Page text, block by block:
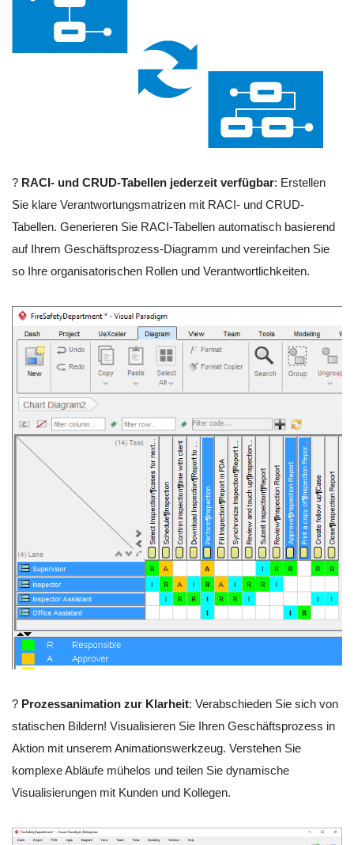
? RACI- und CRUD-Tabellen jederzeit verfügbar: Erstellen
Sie klare Verantwortungsmatrizen mit RACI- und CRUD-
Tabellen. Generieren Sie RACI-Tabellen automatisch basierend
auf Ihrem Geschäftsprozess-Diagramm und vereinfachen Sie
so Ihre organisatorischen Rollen und Verantwortlichkeiten.
? Prozessanimation zur Klarheit: Verabschieden Sie sich von
statischen Bildern! Visualisieren Sie Ihren Geschäftsprozess in
Aktion mit unserem Animationswerkzeug. Verstehen Sie
komplexe Abläufe mühelos und teilen Sie dynamische
Visualisierungen mit Kunden und Kollegen.